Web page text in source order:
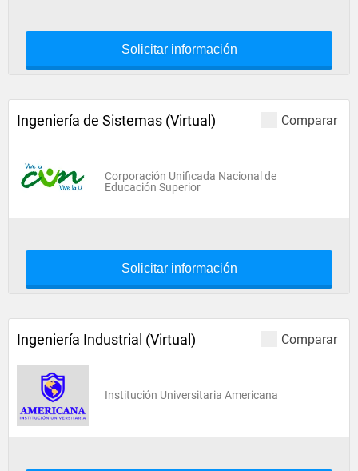
Solicitar información
Comparar
Ingeniería de Sistemas (Virtual)
Corporación Unificada Nacional de
Educación Superior
Solicitar información
Comparar
Ingeniería Industrial (Virtual)
Institución Universitaria Americana